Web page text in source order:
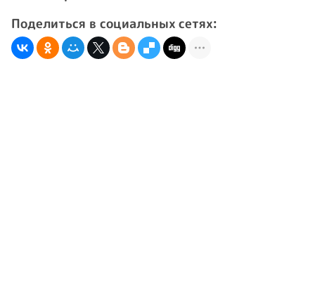
Поделиться в социальных сетях: